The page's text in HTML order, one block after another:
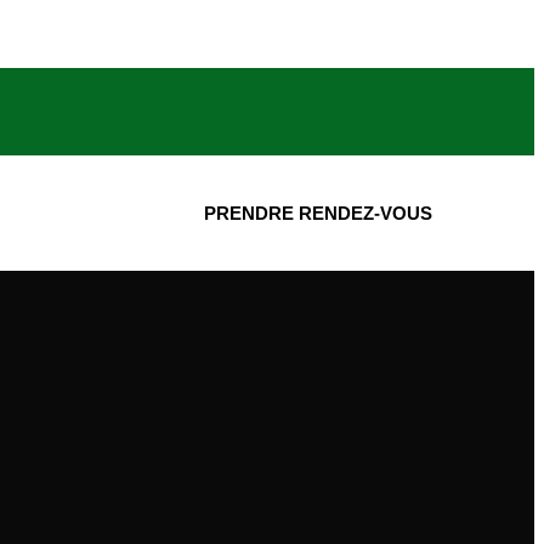
PRENDRE RENDEZ-VOUS